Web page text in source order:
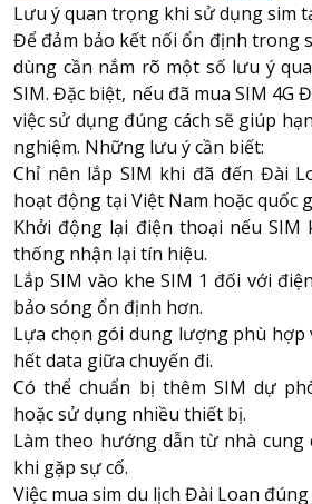
Lưu ý quan trọng khi sử dụng sim
Để đảm bảo kết nối ổn định trong
dùng cần nắm rõ một số lưu ý
SIM. Đặc biệt, nếu đã mua SIM 4G
việc sử dụng đúng cách sẽ giúp
nghiệm. Những lưu ý cần biết:
Chỉ nên lắp SIM khi đã đến Đài
hoạt động tại Việt Nam hoặc quốc
Khởi động lại điện thoại nếu
thống nhận lại tín hiệu.
Lắp SIM vào khe SIM 1 đối với
bảo sóng ổn định hơn.
Lựa chọn gói dung lượng phù hợp
hết data giữa chuyến đi.
Có thể chuẩn bị thêm SIM dự
hoặc sử dụng nhiều thiết bị.
Làm theo hướng dẫn từ nhà cung
khi gặp sự cố.
Việc mua sim du lịch Đài Loan